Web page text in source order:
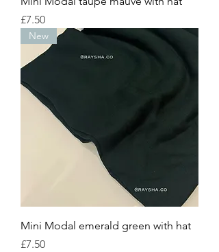
Price
£7.50
New
Mini Modal emerald green with hat
Price
£7.50